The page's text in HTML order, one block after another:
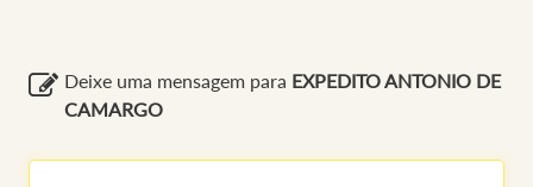
Deixe uma mensagem para EXPEDITO ANTONIO DE
CAMARGO